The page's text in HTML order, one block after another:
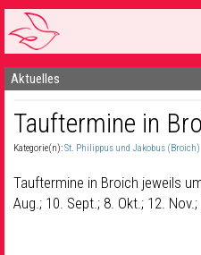
Startseite
1 Pfarrei
16 Gemeinden & mehr
Gottesdienste & Sinnsuche
Aktuelles
Tauftermine in
Kategorie(n):St. Philippus und Jakobus (Broich)
Tauftermine in Broich jeweils
Aug.; 10. Sept.; 8. Okt.; 12.